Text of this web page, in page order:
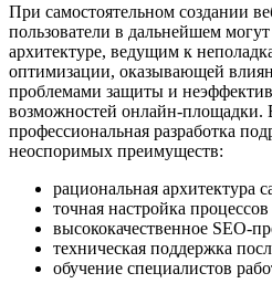
При самостоятельном создании
пользователи в дальнейшем
архитектуре, ведущим к
оптимизации, оказывающей
проблемами защиты и
возможностей онлайн-площадки.
профессиональная разработка
неоспоримых преимуществ:
рациональная архитектура
точная настройка
высококачественное SEO-
техническая поддержка
обучение специалистов